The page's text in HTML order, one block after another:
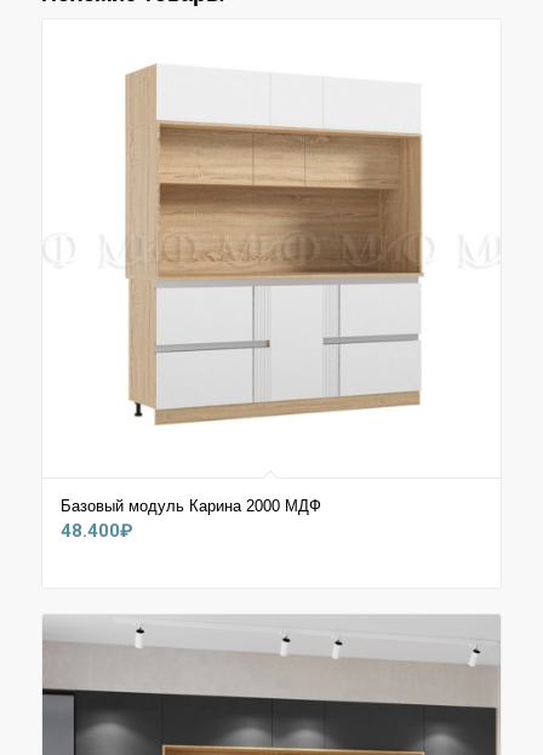
Базовый модуль Карина 2000 МДФ
48.400₽